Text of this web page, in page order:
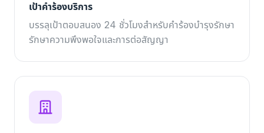
เป้าคำร้องบริการ
บรรลุเป้าตอบสนอง 24 ชั่วโมงสำหรับคำร้องบำรุงรักษา
รักษาความพึงพอใจและการต่อสัญญา